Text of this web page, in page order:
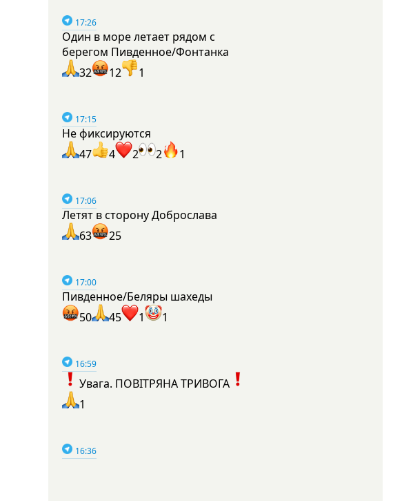
17:26
Один в море летает рядом с
берегом Пивденное/Фонтанка
32
12 1
17:15
Не фиксируются
47
4 2 2 1
17:06
Летят в сторону Доброслава
63
25
17:00
Пивденное/Беляры шахеды
50
45 1 1
16:59
Увага. ПОВІТРЯНА ТРИВОГА
1
16:36